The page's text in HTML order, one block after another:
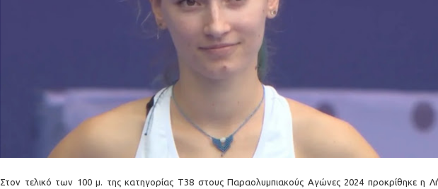
Στον τελικό των 100 μ. της κατηγορίας Τ38 στους Παραολυμπιακούς Αγώνες 2024 προκρίθηκε η